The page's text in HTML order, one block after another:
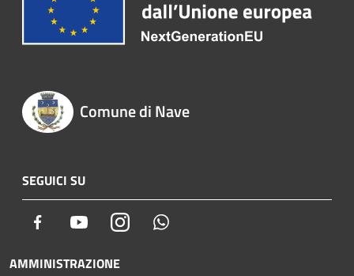
Comune di Nave
SEGUICI SU
Facebook YoutubeInstagram
AMMINISTRAZIONE